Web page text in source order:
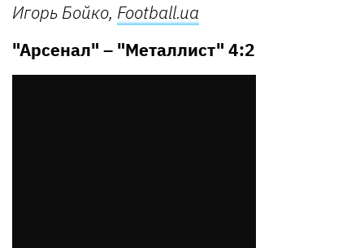
Игорь Бойко, Football.ua
"Арсенал" – "Металлист" 4:2